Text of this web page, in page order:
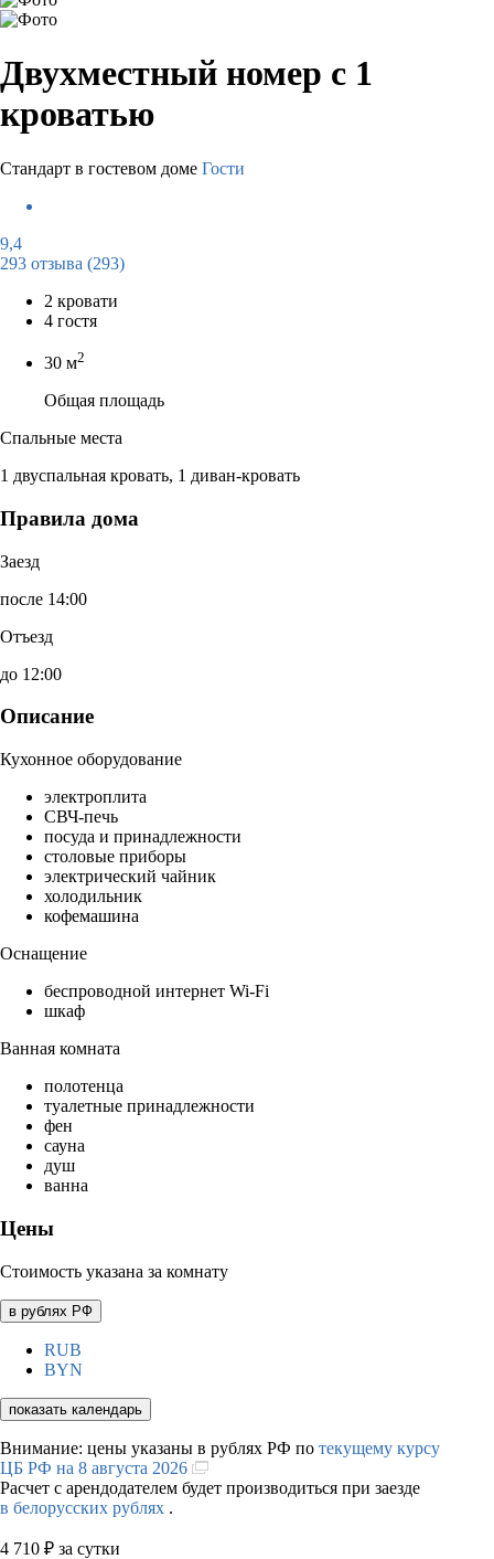
Двухместный номер с 1
кроватью
Стандарт в гостевом доме Гости
9,4
293 отзыва (293)
2 кровати
4 гостя
30 м2
Общая площадь
Спальные места
1 двуспальная кровать, 1 диван-кровать
Правила дома
Заезд
после 14:00
Отъезд
до 12:00
Описание
Кухонное оборудование
электроплита
СВЧ-печь
посуда и принадлежности
столовые приборы
электрический чайник
холодильник
кофемашина
Оснащение
беспроводной интернет Wi-Fi
шкаф
Ванная комната
полотенца
туалетные принадлежности
фен
сауна
душ
ванна
Цены
Стоимость указана за комнату
в рублях РФ
RUB
BYN
показать календарь
Внимание: цены указаны в рублях РФ по текущему курсу
ЦБ РФ на 8 августа 2026
Расчет с арендодателем будет производиться при заезде
в белорусских рублях .
4 710 ₽ за сутки